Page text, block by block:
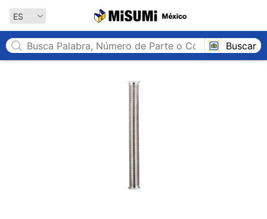
ES
Buscar